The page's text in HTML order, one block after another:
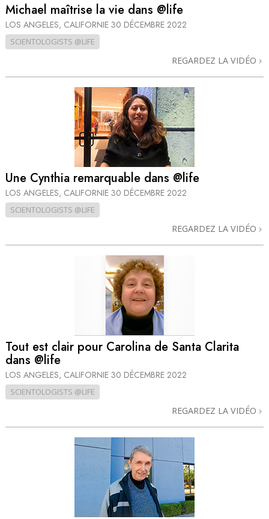
Michael maîtrise la vie dans @life
LOS ANGELES, CALIFORNIE 30 DÉCEMBRE 2022
SCIENTOLOGISTS @LIFE
REGARDEZ LA VIDÉO
Une Cynthia remarquable dans @life
LOS ANGELES, CALIFORNIE 30 DÉCEMBRE 2022
SCIENTOLOGISTS @LIFE
REGARDEZ LA VIDÉO
Tout est clair pour Carolina de Santa Clarita
dans @life
LOS ANGELES, CALIFORNIE 30 DÉCEMBRE 2022
SCIENTOLOGISTS @LIFE
REGARDEZ LA VIDÉO